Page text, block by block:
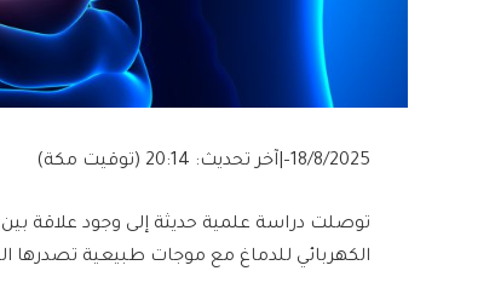
18/8/2025
– آخر تحديث: 20:14 (توقيت مكة)
توصلت دراسة علمية حديثة إلى وجود علاقة
الكهربائي للدماغ مع موجات طبيعية تصدرها